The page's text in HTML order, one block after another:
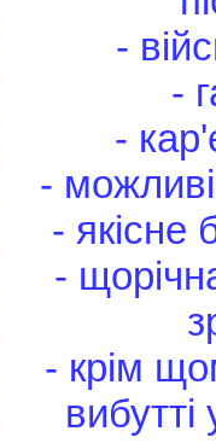
-
-
-
-
- якісне
-
- крім